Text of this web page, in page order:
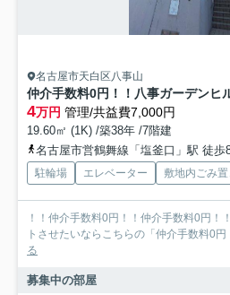
名古屋市天白区八事山
仲介手数料0円！！八事ガーデンヒ
4万円 管理/共益費7,000円
19.60㎡ (1K) /築38年 /7階建
名古屋市営鶴舞線「塩釜口」駅 徒歩
駐輪場 エレベーター 敷地内ごみ
！！仲介手数料0円！！仲介手数料0円！
トさせたいならこちらの「仲介手数料0
る
募集中の部屋